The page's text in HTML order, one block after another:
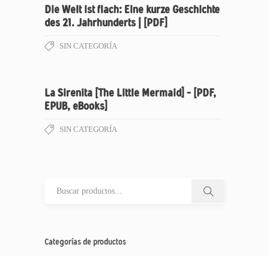
Die Welt ist flach: Eine kurze Geschichte
des 21. Jahrhunderts | [PDF]
SIN CATEGORÍA
La Sirenita [The Little Mermaid] – [PDF,
EPUB, eBooks]
SIN CATEGORÍA
Categorías de productos